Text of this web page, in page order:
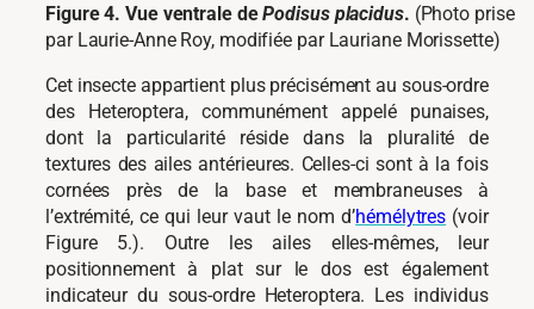
Figure 4. Vue ventrale dePodisus placidus. (Photo prise
par Laurie-Anne Roy, modifiée par Lauriane Morissette)
Cet insecte appartient plus précisément au sous-ordre
des Heteroptera, communément appelé punaises,
dont la particularité réside dans la pluralité de
textures des ailes antérieures. Celles-ci sont à la fois
cornées près de la base et membraneuses à
l’extrémité, ce qui leur vaut le nom d’hémélytres (voir
Figure 5.). Outre les ailes elles-mêmes, leur
positionnement à plat sur le dos est également
indicateur du sous-ordre Heteroptera. Les individus